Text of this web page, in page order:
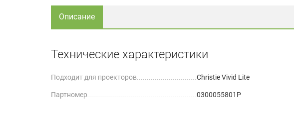
Описание
Технические характеристики
Подходит для проекторов Christie Vivid Lite
Партномер 0300055801P